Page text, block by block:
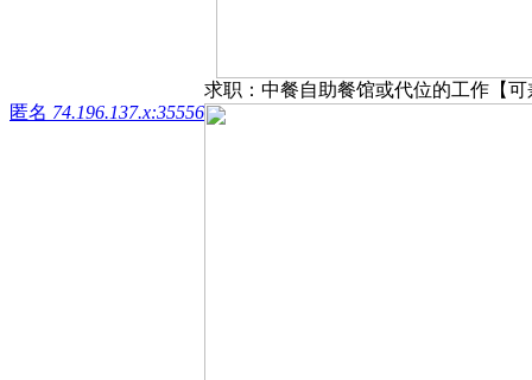
匿名 74.196.137.x:35556
求职：中餐自助餐馆或代位的工作【可